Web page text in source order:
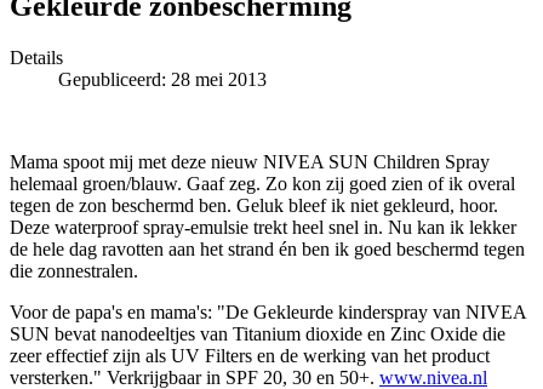
Details
Gepubliceerd: 28 mei 2013
Mama spoot mij met deze nieuw NIVEA SUN Children Spray
helemaal groen/blauw. Gaaf zeg. Zo kon zij goed zien of ik overal
tegen de zon beschermd ben. Geluk bleef ik niet gekleurd, hoor.
Deze waterproof spray-emulsie trekt heel snel in. Nu kan ik lekker
de hele dag ravotten aan het strand én ben ik goed beschermd tegen
die zonnestralen.
Voor de papa's en mama's: "De Gekleurde kinderspray van NIVEA
SUN bevat nanodeeltjes van Titanium dioxide en Zinc Oxide die
zeer effectief zijn als UV Filters en de werking van het product
versterken." Verkrijgbaar in SPF 20, 30 en 50+. www.nivea.nl